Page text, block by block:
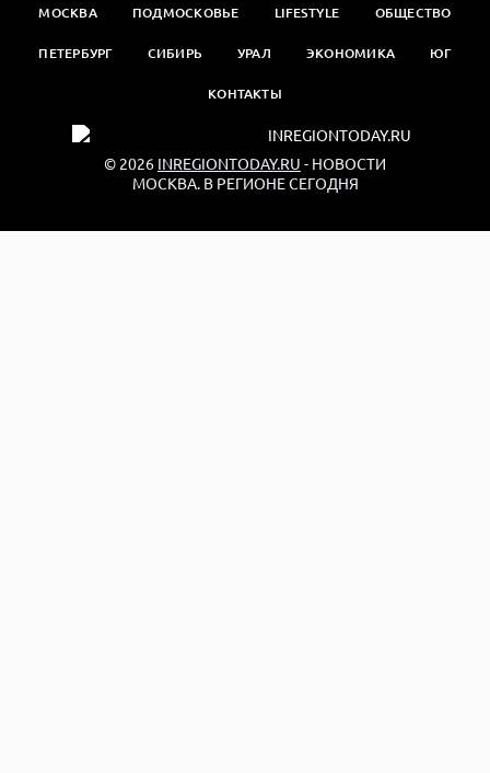
МОСКВА ПОДМОСКОВЬЕ LIFESTYLE ОБЩЕСТВО
ПЕТЕРБУРГ СИБИРЬ УРАЛ ЭКОНОМИКА ЮГ
КОНТАКТЫ
© 2026 INREGIONTODAY.RU - НОВОСТИ
МОСКВА. В РЕГИОНЕ СЕГОДНЯ